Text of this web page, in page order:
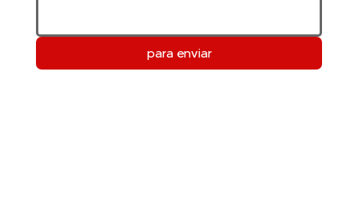
para enviar